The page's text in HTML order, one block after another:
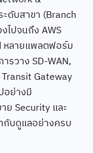
ดับสาขา (Branch
ไปจนถึง AWS
หลายแพลตฟอร์ม
รวาง SD-WAN,
Gateway
อย่างมี
ย Security และ
กับดูแลอย่างครบ